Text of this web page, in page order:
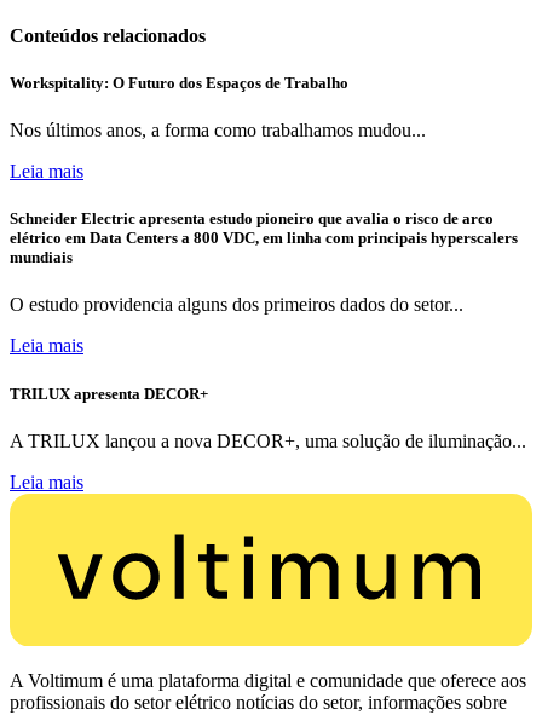
Conteúdos relacionados
Workspitality: O Futuro dos Espaços de Trabalho
Nos últimos anos, a forma como trabalhamos mudou...
Leia mais
Schneider Electric apresenta estudo pioneiro que avalia o risco de arco
elétrico em Data Centers a 800 VDC, em linha com principais hyperscalers
mundiais
O estudo providencia alguns dos primeiros dados do setor...
Leia mais
TRILUX apresenta DECOR+
A TRILUX lançou a nova DECOR+, uma solução de iluminação...
Leia mais
A Voltimum é uma plataforma digital e comunidade que oferece aos
profissionais do setor elétrico notícias do setor, informações sobre